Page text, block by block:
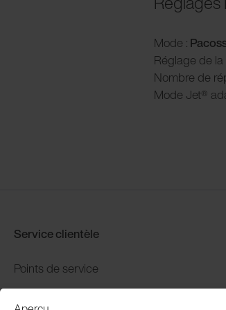
Mode :
Réglage de
Nombre de
Mode Jet®
Service clientèle
Points de service
Distributors